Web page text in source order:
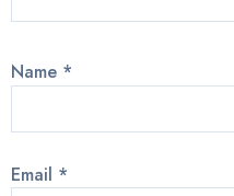
Name *
Email *